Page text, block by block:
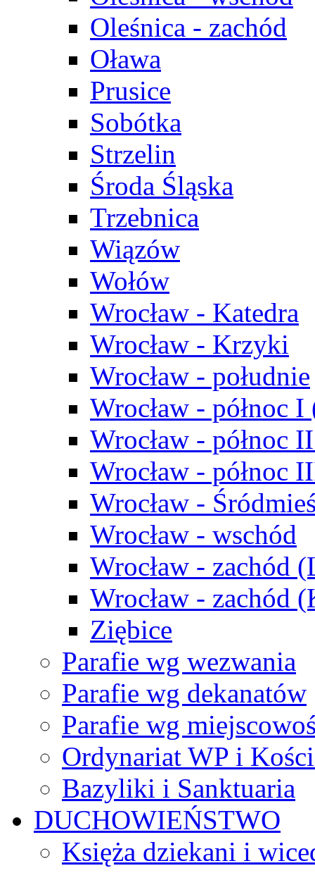
Oleśnica - zachód
Oława
Prusice
Sobótka
Strzelin
Środa Śląska
Trzebnica
Wiązów
Wołów
Wrocław - Katedra
Wrocław - Krzyki
Wrocław - południe
Wrocław - północ
Wrocław - północ
Wrocław - północ
Wrocław -
Wrocław - wschód
Wrocław - zachód
Wrocław - zachód
Ziębice
Parafie wg wezwania
Parafie wg dekanatów
Parafie wg
Ordynariat WP i
Bazyliki i Sanktuaria
DUCHOWIEŃSTWO
Księża dziekani i